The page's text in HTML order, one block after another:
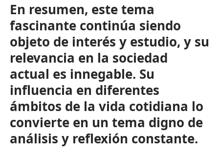
En resumen, este tema
fascinante continúa siendo
objeto de interés y estudio, y su
relevancia en la sociedad
actual es innegable. Su
influencia en diferentes
ámbitos de la vida cotidiana lo
convierte en un tema digno de
análisis y reflexión constante.